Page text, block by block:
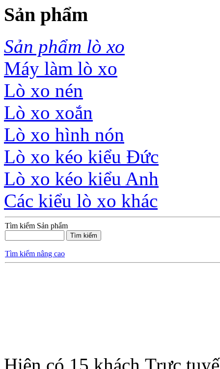
Sản phẩm
Sản phẩm lò xo
Máy làm lò xo
Lò xo nén
Lò xo xoắn
Lò xo hình nón
Lò xo kéo kiểu Đức
Lò xo kéo kiểu Anh
Các kiểu lò xo khác
Tìm kiếm Sản phẩm
Tìm kiếm nâng cao
Hiện có 15 khách Trực